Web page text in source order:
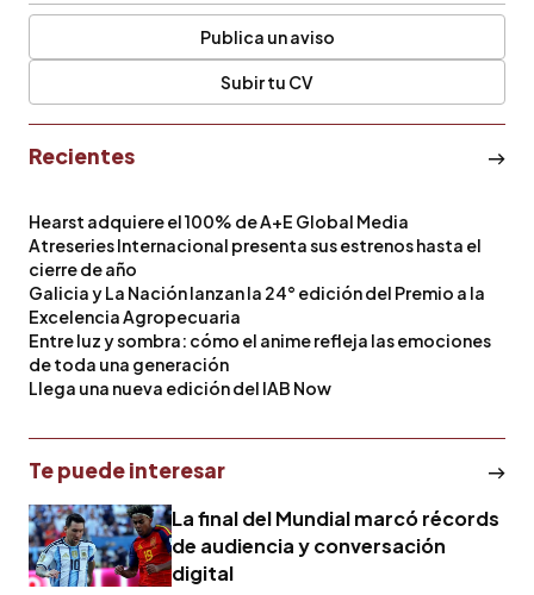
Publica un aviso
Subir tu CV
Recientes
Hearst adquiere el 100% de A+E Global Media
Atreseries Internacional presenta sus estrenos hasta el
cierre de año
Galicia y La Nación lanzan la 24° edición del Premio a la
Excelencia Agropecuaria
Entre luz y sombra: cómo el anime refleja las emociones
de toda una generación
Llega una nueva edición del IAB Now
Te puede interesar
La final del Mundial marcó récords
de audiencia y conversación
digital